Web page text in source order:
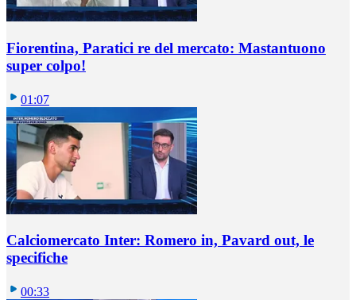
Fiorentina, Paratici re del mercato: Mastantuono
super colpo!
01:07
Calciomercato Inter: Romero in, Pavard out, le
specifiche
00:33